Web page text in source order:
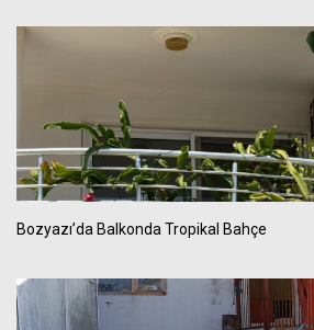
Bozyazı’da Balkonda Tropikal Bahçe